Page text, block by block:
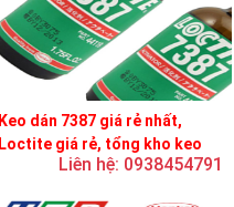
Keo dán 7387 giá rẻ nhất,
Loctite giá rẻ, tổng kho keo
Liên hệ: 0938454791